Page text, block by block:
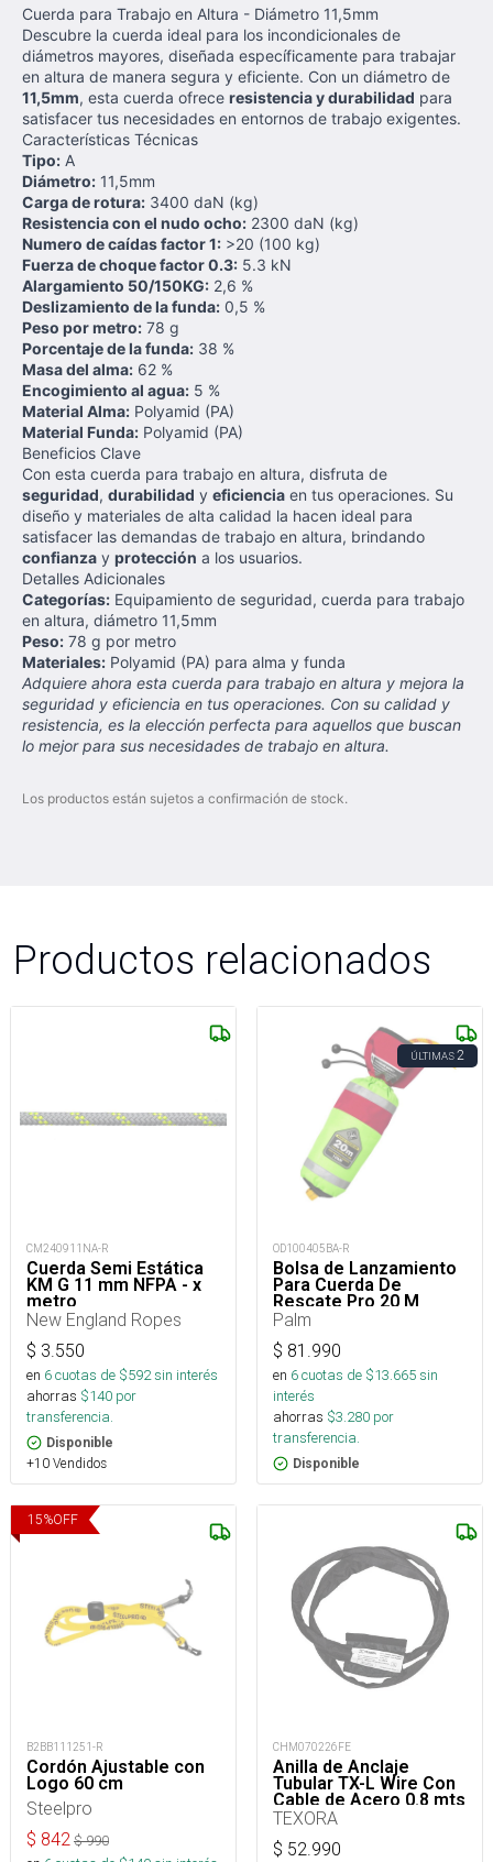
Cuerda para Trabajo en Altura - Diámetro 11,5mm
Descubre la cuerda ideal para los incondicionales de
diámetros mayores, diseñada específicamente para trabajar
en altura de manera segura y eficiente. Con un diámetro de
11,5mm, esta cuerda ofrece resistencia y durabilidad para
satisfacer tus necesidades en entornos de trabajo exigentes.
Características Técnicas
Tipo: A
Diámetro: 11,5mm
Carga de rotura: 3400 daN (kg)
Resistencia con el nudo ocho: 2300 daN (kg)
Numero de caídas factor 1: >20 (100 kg)
Fuerza de choque factor 0.3: 5.3 kN
Alargamiento 50/150KG: 2,6 %
Deslizamiento de la funda: 0,5 %
Peso por metro: 78 g
Porcentaje de la funda: 38 %
Masa del alma: 62 %
Encogimiento al agua: 5 %
Material Alma: Polyamid (PA)
Material Funda: Polyamid (PA)
Beneficios Clave
Con esta cuerda para trabajo en altura, disfruta de
seguridad, durabilidad y eficiencia en tus operaciones. Su
diseño y materiales de alta calidad la hacen ideal para
satisfacer las demandas de trabajo en altura, brindando
confianza y protección a los usuarios.
Detalles Adicionales
Categorías: Equipamiento de seguridad, cuerda para trabajo
en altura, diámetro 11,5mm
Peso: 78 g por metro
Materiales: Polyamid (PA) para alma y funda
Adquiere ahora esta cuerda para trabajo en altura y mejora la
seguridad y eficiencia en tus operaciones. Con su calidad y
resistencia, es la elección perfecta para aquellos que buscan
lo mejor para sus necesidades de trabajo en altura.
Los productos están sujetos a confirmación de stock.
Productos relacionados
CM240911NA-R
Cuerda Semi Estática
KM G 11 mm NFPA - x
metro
New England Ropes
$ 3.550
en 6cuotas de $592sin interés
ahorras $140 por
transferencia.
Disponible
+10 Vendidos
ÚLTIMAS2
OD100405BA-R
Bolsa de Lanzamiento
Para Cuerda De
Rescate Pro 20 M
Palm
$ 81.990
en 6cuotas de $13.665sin
interés
ahorras $3.280 por
transferencia.
Disponible
15%OFF
B2BB111251-R
Cordón Ajustable con
Logo 60 cm
Steelpro
$ 842 $990
CHM070226FE
Anilla de Anclaje
Tubular TX-L Wire Con
Cable de Acero 0.8 mts
50kN
TEXORA
$ 52.990